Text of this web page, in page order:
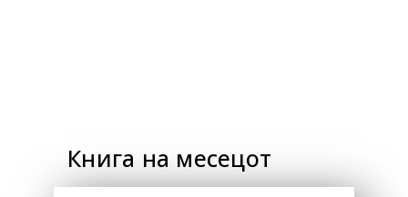
Книга на месецот